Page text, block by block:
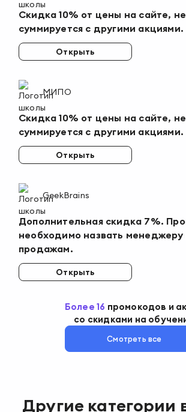
Скидка 10% от цены на сайте, не
суммируется с другими акциями.
Открыть
МИПО
Скидка 10% от цены на сайте, не
суммируется с другими акциями.
Открыть
GeekBrains
Дополнительная скидка 7%.
необходимо назвать менеджеру
продажам.
Открыть
Более 16 промокодов и
со скидками на
Смотреть все
Другие категории